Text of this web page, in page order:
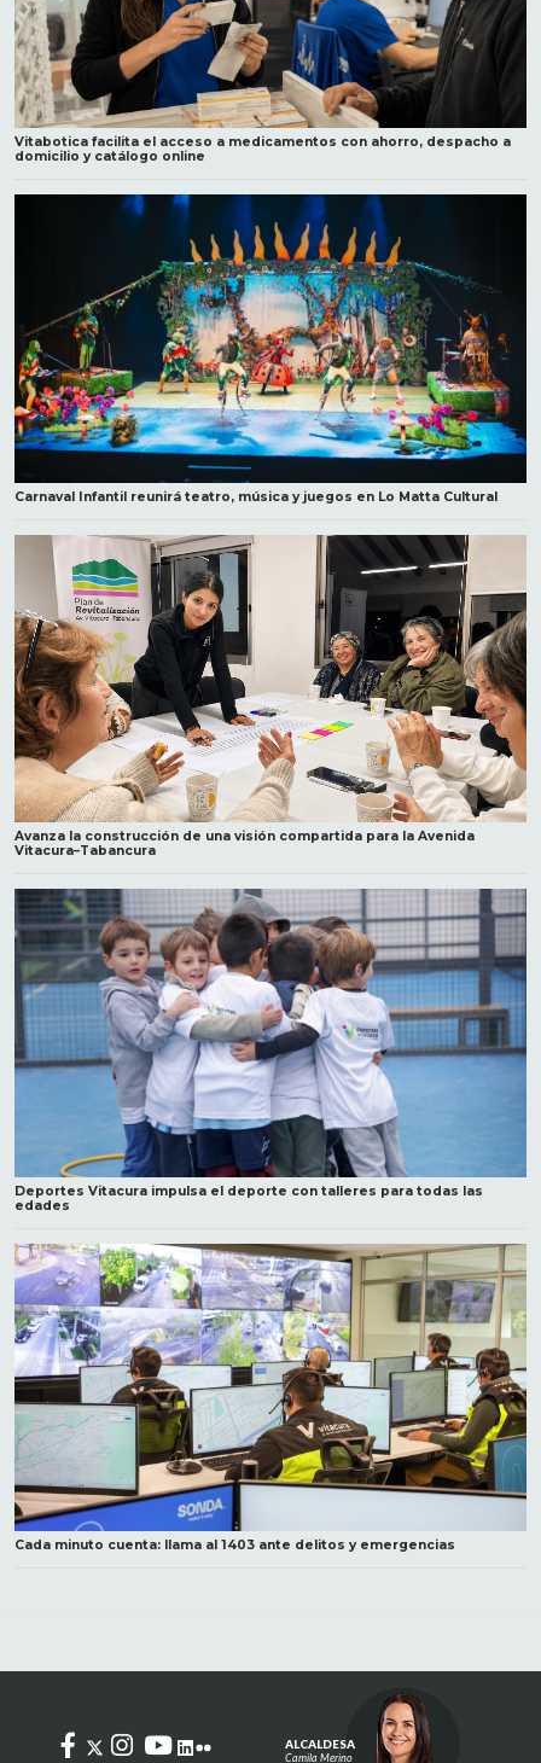
Vitabotica facilita el acceso a medicamentos con ahorro, despacho a
domicilio y catálogo online
Carnaval Infantil reunirá teatro, música y juegos en Lo Matta Cultural
Avanza la construcción de una visión compartida para la Avenida
Vitacura–Tabancura
Deportes Vitacura impulsa el deporte con talleres para todas las
edades
Cada minuto cuenta: llama al 1403 ante delitos y emergencias
ALCALDESA
Camila Merino